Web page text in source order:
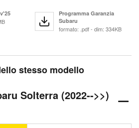
Programma Garanzia
Subaru
formato: .pdf - dim: 334KB
stesso modello
Solterra (2022-->>)